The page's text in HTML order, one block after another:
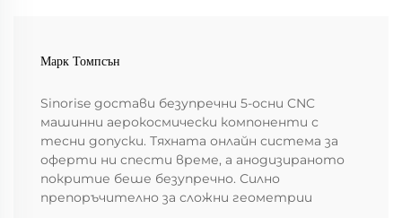
Марк Томпсън
Sinorise достави безупречни 5-осни CNC
машинни аерокосмически компоненти с
тесни допуски. Тяхната онлайн система за
оферти ни спести време, а анодизираното
покритие беше безупречно. Силно
препоръчително за сложни геометрии